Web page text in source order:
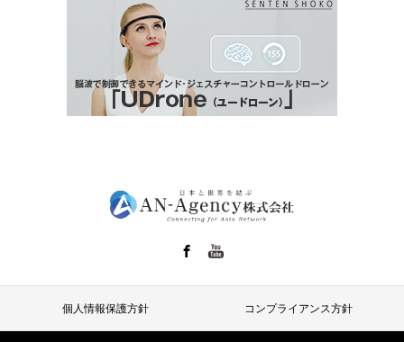
YT
個人情報保護方針 コンプライアンス方針